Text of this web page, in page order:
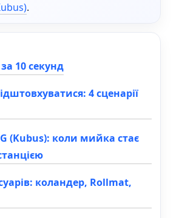
.
10 секунд
4 сценарії
(Kubus): коли мийка стає
коландер, Rollmat,